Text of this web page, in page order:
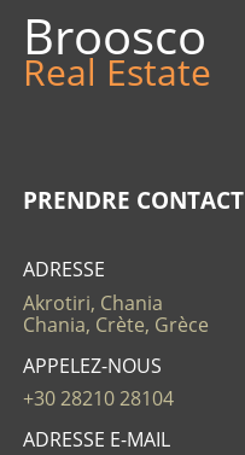
Broosco
Real Estate
PRENDRE CONTACT
ADRESSE
Akrotiri, Chania
Chania, Crète, Grèce
APPELEZ-NOUS
+30 28210 28104
ADRESSE E-MAIL